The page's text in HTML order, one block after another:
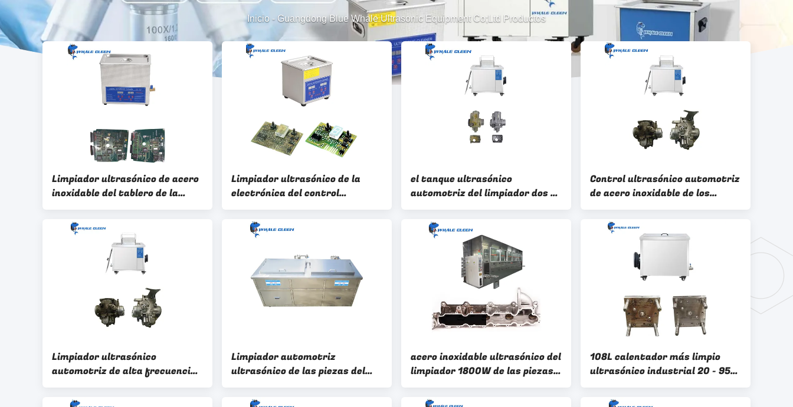
Inicio - Guangdong Blue Whale Ultrasonic Equipment Co;Ltd Productos
Limpiador ultrasónico de acero
inoxidable del tablero de la
placa de circuito ultrasónica
del limpiador 15L
Limpiador ultrasónico de la
electrónica del control
numérico 40KHz para soldar el
tablero del PWB
el tanque ultrasónico
automotriz del limpiador dos de
88L 1200Watt para las piezas
del coche
Control ultrasónico automotriz
de acero inoxidable de los
generadores del limpiador dos
para el bloque de motor
Limpiador ultrasónico
automotriz de alta frecuencia
3KW 264 litros para culata
Limpiador automotriz
ultrasónico de las piezas del
tanque doble máquina de la
limpieza ultrasónica de 3 fases
acero inoxidable ultrasónico del
limpiador 1800W de las piezas
de automóvil 135L para las
piezas del motor
108L calentador más limpio
ultrasónico industrial 20 - 95C
para el moldeo por inyección